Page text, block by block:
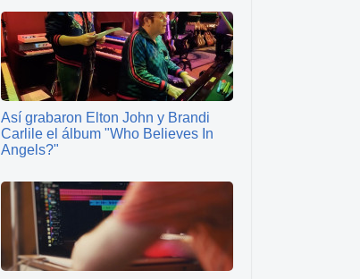
Así grabaron Elton John y Brandi
Carlile el álbum "Who Believes In
Angels?"